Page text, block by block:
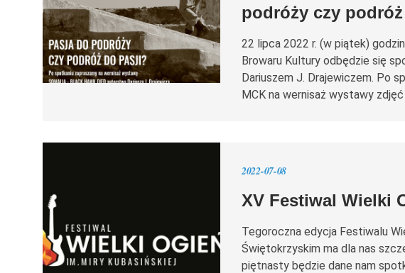
podróży czy
22 lipca 2022 r. (w piątek)
Browaru Kultury odbędzie się
Dariuszem J. Drajewiczem. Po
MCK na wernisaż wystawy
2022-07-08
XV Festiwal Wielki
Tegoroczna edycja Festiwalu
Świętokrzyskim ma dla nas
piętnasty będzie dane nam